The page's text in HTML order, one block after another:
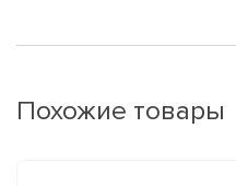
Похожие товары